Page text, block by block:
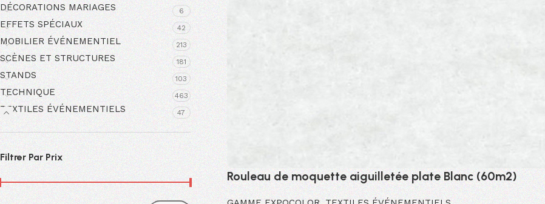
DÉCORATIONS MARIAGES 6
EFFETS SPÉCIAUX 42
MOBILIER ÉVÉNEMENTIEL 213
SCÈNES ET STRUCTURES 181
STANDS 103
TECHNIQUE 463
TEXTILES ÉVÉNEMENTIELS 47
Filtrer Par Prix
Rouleau de moquette aiguilletée plate Blanc (60m2)